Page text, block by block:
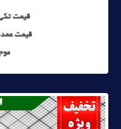
قیمت
قیمت